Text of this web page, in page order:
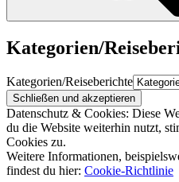
Kategorien/
Kategorien/Reiseberichte
Datenschutz & Cookies: Diese
du die Website weiterhin nutzt,
Cookies zu.
Weitere Informationen,
findest du hier: Cookie-Richtlinie